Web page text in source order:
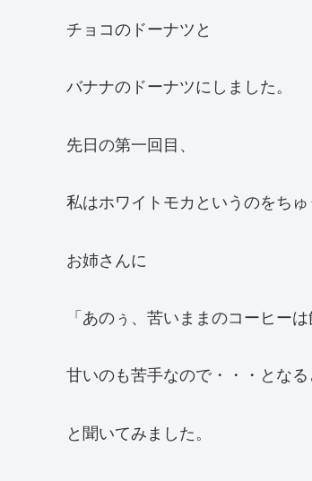
チョコのドーナツと
バナナのドーナツにしました。
先日の第一回目、
私はホワイトモカというのをち
お姉さんに
「あのぅ、苦いままのコーヒー
甘いのも苦手なので・・・とな
と聞いてみました。